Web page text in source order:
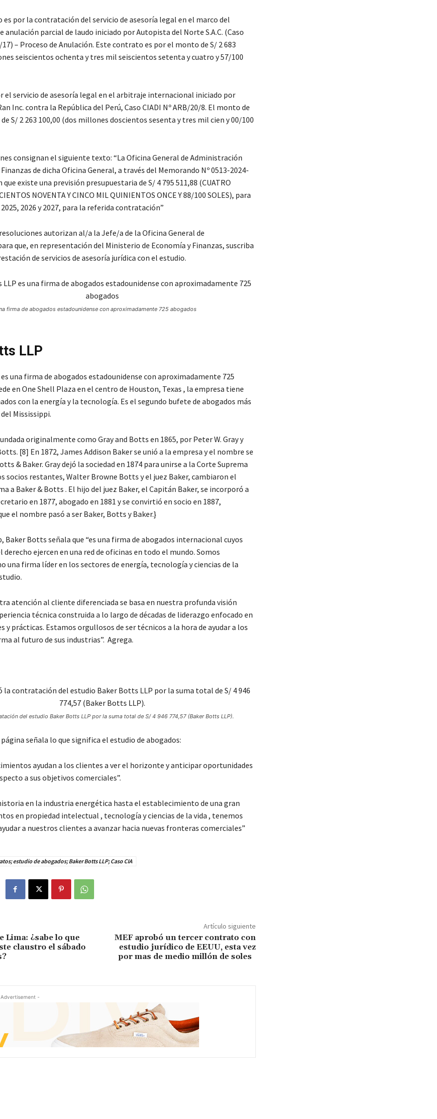
por la contratación del servicio de asesoría legal en el marco del
anulación parcial de laudo iniciado por Autopista del Norte S.A.C. (Caso
17) – Proceso de Anulación. Este contrato es por el monto de S/ 2 683
seiscientos ochenta y tres mil seiscientos setenta y cuatro y 57/100
el servicio de asesoría legal en el arbitraje internacional iniciado por
Inc. contra la República del Perú, Caso CIADI Nº ARB/20/8. El monto de
S/ 2 263 100,00 (dos millones doscientos sesenta y tres mil cien y 00/100
consignan el siguiente texto: “La Oficina General de Administración
de dicha Oficina General, a través del Memorando Nº 0513-2024-
que existe una previsión presupuestaria de S/ 4 795 511,88 (CUATRO
NOVENTA Y CINCO MIL QUINIENTOS ONCE Y 88/100 SOLES), para
2026 y 2027, para la referida contratación”
autorizan al/a la Jefe/a de la Oficina General de
que, en representación del Ministerio de Economía y Finanzas, suscriba
de servicios de asesoría jurídica con el estudio.
firma de abogados estadounidense con aproximadamente 725 abogados
LLP
una firma de abogados estadounidense con aproximadamente 725
en One Shell Plaza en el centro de Houston, Texas , la empresa tiene
con la energía y la tecnología. Es el segundo bufete de abogados más
Mississippi.
originalmente como Gray and Botts en 1865, por Peter W. Gray y
[8] En 1872, James Addison Baker se unió a la empresa y el nombre se
& Baker. Gray dejó la sociedad en 1874 para unirse a la Corte Suprema
socios restantes, Walter Browne Botts y el juez Baker, cambiaron el
a Baker & Botts . El hijo del juez Baker, el Capitán Baker, se incorporó a
en 1877, abogado en 1881 y se convirtió en socio en 1887,
el nombre pasó a ser Baker, Botts y Baker.}
Baker Botts señala que “es una firma de abogados internacional cuyos
ejercen en una red de oficinas en todo el mundo. Somos
una firma líder en los sectores de energía, tecnología y ciencias de la
atención al cliente diferenciada se basa en nuestra profunda visión
técnica construida a lo largo de décadas de liderazgo enfocado en
y prácticas. Estamos orgullosos de ser técnicos a la hora de ayudar a los
al futuro de sus industrias”. Agrega.
del estudio Baker Botts LLP por la suma total de S/ 4 946 774,57 (Baker Botts LLP).
señala lo que significa el estudio de abogados:
ayudan a los clientes a ver el horizonte y anticipar oportunidades
a sus objetivos comerciales”.
en la industria energética hasta el establecimiento de una gran
en propiedad intelectual , tecnología y ciencias de la vida , tenemos
a nuestros clientes a avanzar hacia nuevas fronteras comerciales”
estudio de abogados; Baker Botts LLP; Caso CIA
Lima: ¿sabe lo que
claustro el sábado
Artículo siguiente
MEF aprobó un tercer contrato con
estudio jurídico de EEUU, esta vez
por mas de medio millón de soles
-